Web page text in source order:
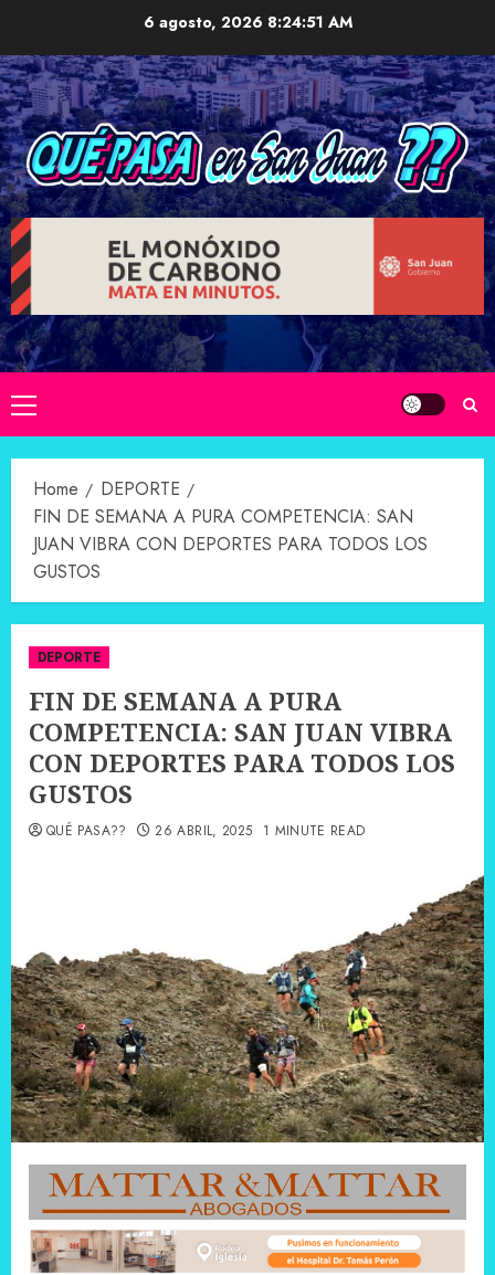
content
6 agosto, 2026 8:24:52 AM
Primary
Menu
Home
DEPORTE
FIN DE SEMANA A PURA COMPETENCIA: SAN
JUAN VIBRA CON DEPORTES PARA TODOS LOS
GUSTOS
DEPORTE
FIN DE SEMANA A PURA
COMPETENCIA: SAN JUAN VIBRA
CON DEPORTES PARA TODOS LOS
GUSTOS
QUÉ PASA?? 26 ABRIL, 2025 1 MINUTE READ